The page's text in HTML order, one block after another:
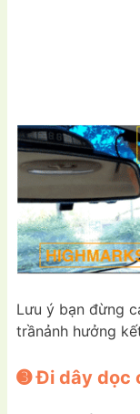
Lưu ý bạn đừng
trầnảnh hưởng
➌ Đi dây dọc